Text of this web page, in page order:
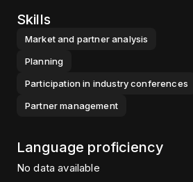
Skills
Market and partner analysis
Planning
Participation in industry conferences
Partner management
Language proficiency
No data available